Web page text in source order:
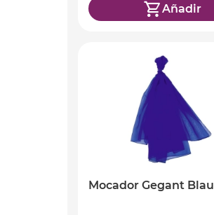
Añadir
Mocador Gegant Blau